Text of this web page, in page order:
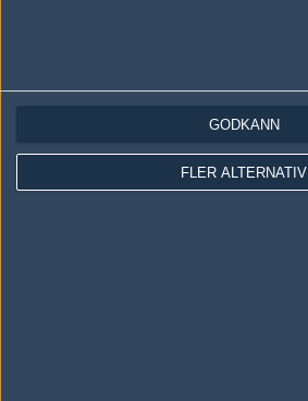
FLER ALTERNATIV
GODKÄNN